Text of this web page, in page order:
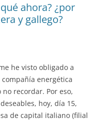
ahora? ¿por
y gallego?
he visto obligado a
energética
recordar. Por eso,
hoy, día 15,
de capital italiano (filial